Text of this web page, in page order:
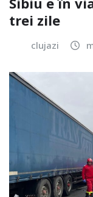
trei zile
clujazi